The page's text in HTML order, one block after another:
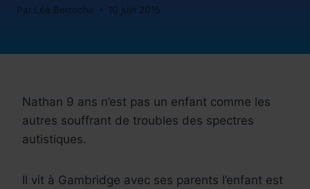
Par Léa Berroche 10 juin 2015
Nathan 9 ans n’est pas un enfant comme les
autres souffrant de troubles des spectres
autistiques.
Il vit à Gambridge avec ses parents l’enfant est